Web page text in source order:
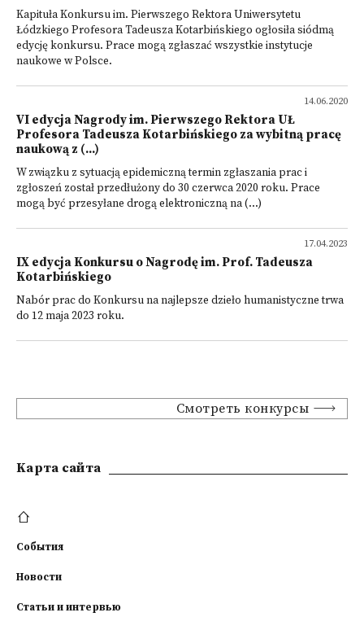
Kapituła Konkursu im. Pierwszego Rektora Uniwersytetu
Łódzkiego Profesora Tadeusza Kotarbińskiego ogłosiła siódmą
edycję konkursu. Prace mogą zgłaszać wszystkie instytucje
naukowe w Polsce.
14.06.2020
VI edycja Nagrody im. Pierwszego Rektora UŁ
Profesora Tadeusza Kotarbińskiego za wybitną pracę
naukową z (...)
W związku z sytuacją epidemiczną termin zgłaszania prac i
zgłoszeń został przedłużony do 30 czerwca 2020 roku. Prace
mogą być przesyłane drogą elektroniczną na (...)
17.04.2023
IX edycja Konkursu o Nagrodę im. Prof. Tadeusza
Kotarbińskiego
Nabór prac do Konkursu na najlepsze dzieło humanistyczne trwa
do 12 maja 2023 roku.
Смотреть конкурсы
Kарта сайта
События
Новости
Статьи и интервью